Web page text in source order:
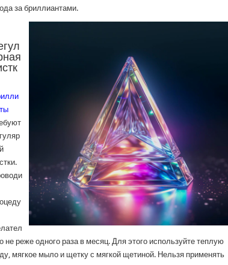
за бриллиантами.
не реже одного раза в месяц. Для этого используйте теплую
мягкое мыло и щетку с мягкой щетиной. Нельзя применять